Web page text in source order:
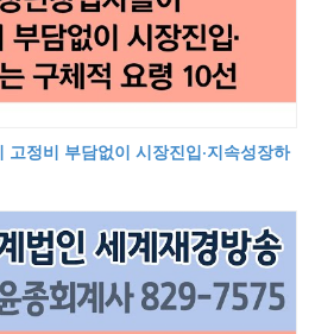
정비 부담없이 시장진입·지속성장하